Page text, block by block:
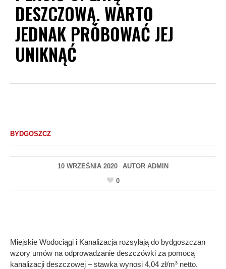
DESZCZOWĄ. WARTO
JEDNAK PRÓBOWAĆ JEJ
UNIKNĄĆ
BYDGOSZCZ
10 WRZEŚNIA 2020 AUTOR ADMIN
0
Miejskie Wodociągi i Kanalizacja rozsyłają do bydgoszczan
wzory umów na odprowadzanie deszczówki za pomocą
kanalizacji deszczowej – stawka wynosi 4,04 zł/m³ netto.